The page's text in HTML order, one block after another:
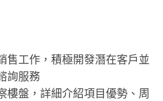
售工作，積極開發潛在客戶並
詢服務
樓盤，詳細介紹項目優勢、周